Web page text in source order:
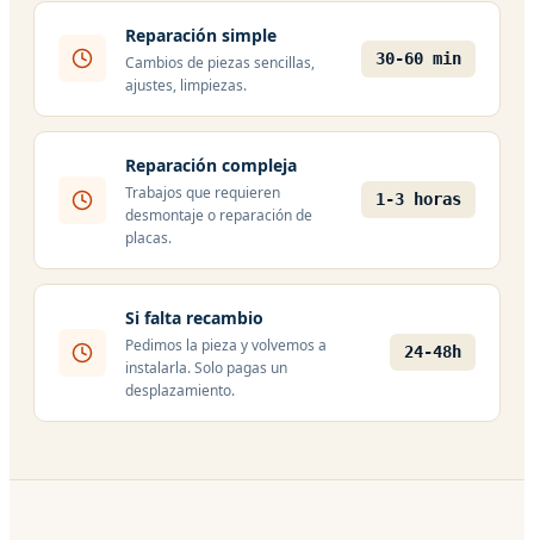
Reparación simple
Cambios de piezas sencillas,
ajustes, limpiezas.
30-60 min
Reparación compleja
Trabajos que requieren
desmontaje o reparación de
placas.
1-3 horas
Si falta recambio
Pedimos la pieza y volvemos a
instalarla. Solo pagas un
desplazamiento.
24-48h